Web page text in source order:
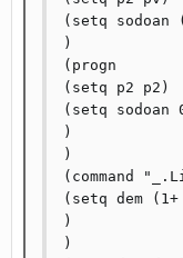
(setq sodoan
)
(progn
(setq p2 p2)
(setq sodoan
)
)
(command
(setq dem (1+
)
)